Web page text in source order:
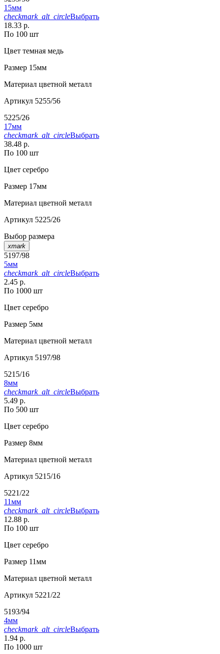
15мм
checkmark_alt_circleВыбрать
18.33 р.
По 100 шт
Цвет темная медь
Размер 15мм
Материал цветной металл
Артикул 5255/56
5225/26
17мм
checkmark_alt_circleВыбрать
38.48 р.
По 100 шт
Цвет серебро
Размер 17мм
Материал цветной металл
Артикул 5225/26
Выбор размера
xmark
5197/98
5мм
checkmark_alt_circleВыбрать
2.45 р.
По 1000 шт
Цвет серебро
Размер 5мм
Материал цветной металл
Артикул 5197/98
5215/16
8мм
checkmark_alt_circleВыбрать
5.49 р.
По 500 шт
Цвет серебро
Размер 8мм
Материал цветной металл
Артикул 5215/16
5221/22
11мм
checkmark_alt_circleВыбрать
12.88 р.
По 100 шт
Цвет серебро
Размер 11мм
Материал цветной металл
Артикул 5221/22
5193/94
4мм
checkmark_alt_circleВыбрать
1.94 р.
По 1000 шт